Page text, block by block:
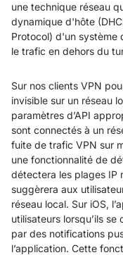
une technique réseau
dynamique d'hôte
Protocol) d'un
le trafic en dehors du
Sur nos clients VPN
invisible sur un réseau
paramètres d’API
sont connectés à un
fuite de trafic VPN sur
une fonctionnalité de
détectera les plages IP
suggèrera aux
réseau local. Sur iOS,
utilisateurs lorsqu’ils
par des notifications
l’application. Cette